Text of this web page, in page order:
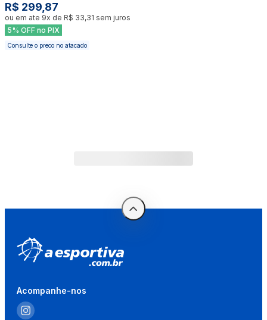
R$ 299,87
ou em ate 9x de R$ 33,31 sem juros
5% OFF no PIX
Consulte o preco no atacado
Acompanhe-nos